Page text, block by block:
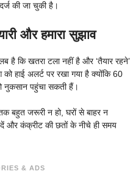
की जा चुकी है।
और हमारा सुझाव
है कि खतरा टला नहीं है और ‘तैयार रहने’
हाई अलर्ट पर रखा गया है क्योंकि 60
नुकसान पहुंचा सकती हैं।
बहुत जरूरी न हो, घरों से बाहर न
और कंक्रीट की छतों के नीचे ही समय
& ADS